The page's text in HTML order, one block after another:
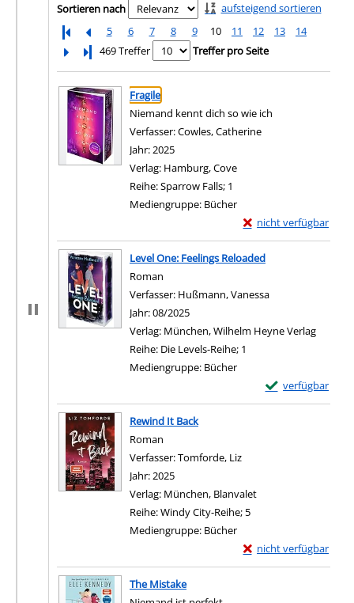
Sortieren nach
aufsteigend sortieren
5
6 7 8 9 10 11 12 13
14
Letzte Seite
469 Treffer Treffer pro Seite
Suchergebnis
Zu den Suchfiltern springen
Fragile
Niemand kennt dich so wie ich
Verfasser:Cowles, Catherine
Jahr:2025
Verlag: Hamburg, Cove
Reihe:Sparrow Falls; 1
Mediengruppe: Bücher
nicht verfügbar
Exemplar-Details von
Zum Download von
Level One: Feelings Reloaded
Roman
Verfasser: Hußmann, Vanessa
Jahr:08/2025
Verlag: München, Wilhelm Heyne Verlag
Reihe: Die Levels-Reihe; 1
Mediengruppe: Bücher
verfügbar
Exemplar-Details
Zum Download
Rewind It Back
Roman
Verfasser:Tomforde, Liz
Jahr:2025
Verlag: München, Blanvalet
Reihe:Windy City-Reihe; 5
Mediengruppe: Bücher
nicht verfügbar
Exemplar-Details von
Zum Download von
The Mistake